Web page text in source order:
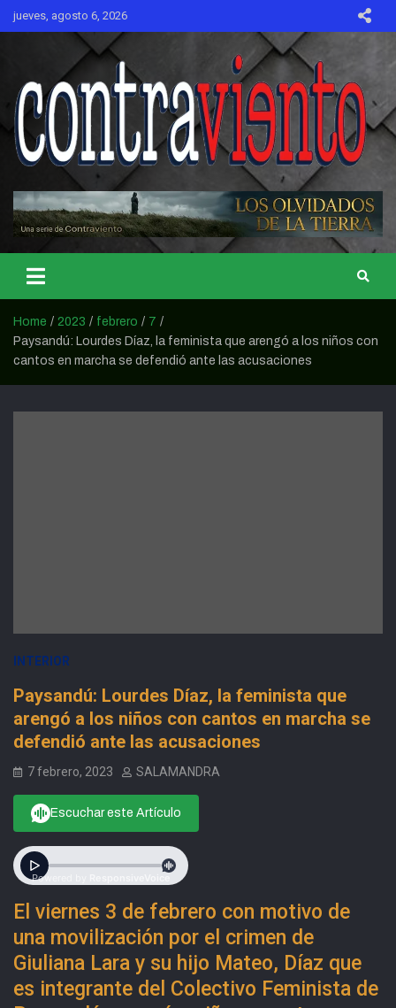
Skip
jueves, agosto 6, 2026
CONTRAVIENTO
Home 2023 febrero
7
Paysandú: Lourdes Díaz, la feminista que arengó a los niños con
cantos en marcha se defendió ante las acusaciones
INTERIOR
Paysandú: Lourdes Díaz, la feminista que
arengó a los niños con cantos en marcha se
defendió ante las acusaciones
7 febrero, 2023 SALAMANDRA
Escuchar este Artículo
El viernes 3 de febrero con motivo de
una movilización por el crimen de
Giuliana Lara y su hijo Mateo, Díaz que
es integrante del Colectivo Feminista de